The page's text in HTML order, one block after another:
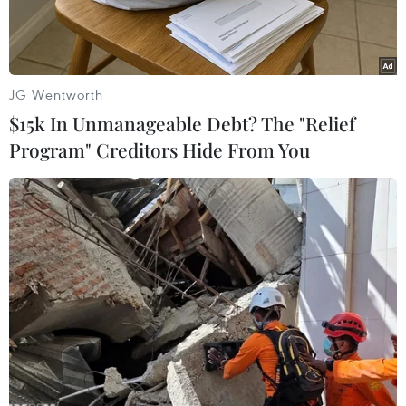
ngoài.
Sản phẩm gạo Việt Nam được giới thiệu đa dạng chủng loại tại
triển lãm. (Ảnh: Mỹ Phương/TTXVN)
Sáng 13/11, Bộ Công Thương đã khai mạc Triển
lãm quốc tế công nghiệp thực phẩm Việt Nam
JG Wentworth
$15k In Unmanageable Debt? The "Relief
Program" Creditors Hide From You